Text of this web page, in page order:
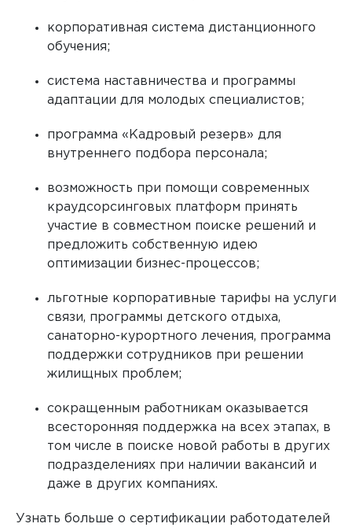
корпоративная система дистанционного
обучения;
система наставничества и программы
адаптации для молодых специалистов;
программа «Кадровый резерв» для
внутреннего подбора персонала;
возможность при помощи современных
краудсорсинговых платформ принять
участие в совместном поиске решений и
предложить собственную идею
оптимизации бизнес-процессов;
льготные корпоративные тарифы на услуги
связи, программы детского отдыха,
санаторно-курортного лечения, программа
поддержки сотрудников при решении
жилищных проблем;
сокращенным работникам оказывается
всесторонняя поддержка на всех этапах, в
том числе в поиске новой работы в других
подразделениях при наличии вакансий и
даже в других компаниях.
Узнать больше о сертификации работодателей